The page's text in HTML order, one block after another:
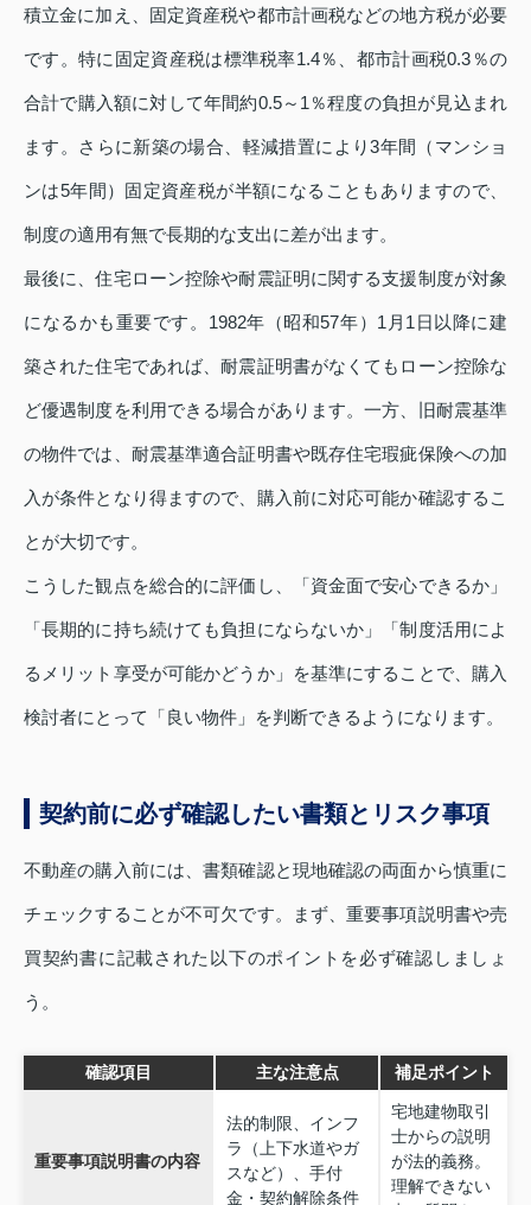
積立金に加え、固定資産税や都市計画税などの地方税が必要
です。特に固定資産税は標準税率1.4％、都市計画税0.3％の
合計で購入額に対して年間約0.5～1％程度の負担が見込まれ
ます。さらに新築の場合、軽減措置により3年間（マンショ
ンは5年間）固定資産税が半額になることもありますので、
制度の適用有無で長期的な支出に差が出ます。
最後に、住宅ローン控除や耐震証明に関する支援制度が対象
になるかも重要です。1982年（昭和57年）1月1日以降に建
築された住宅であれば、耐震証明書がなくてもローン控除な
ど優遇制度を利用できる場合があります。一方、旧耐震基準
の物件では、耐震基準適合証明書や既存住宅瑕疵保険への加
入が条件となり得ますので、購入前に対応可能か確認するこ
とが大切です。
こうした観点を総合的に評価し、「資金面で安心できるか」
「長期的に持ち続けても負担にならないか」「制度活用によ
るメリット享受が可能かどうか」を基準にすることで、購入
検討者にとって「良い物件」を判断できるようになります。
契約前に必ず確認したい書類とリスク事項
不動産の購入前には、書類確認と現地確認の両面から慎重に
チェックすることが不可欠です。まず、重要事項説明書や売
買契約書に記載された以下のポイントを必ず確認しましょ
う。
確認項目 主な注意点 補足ポイント
重要事項説明書の内容
法的制限、インフ
ラ（上下水道やガ
スなど）、手付
金・契約解除条件
宅地建物取引
士からの説明
が法的義務。
理解できない